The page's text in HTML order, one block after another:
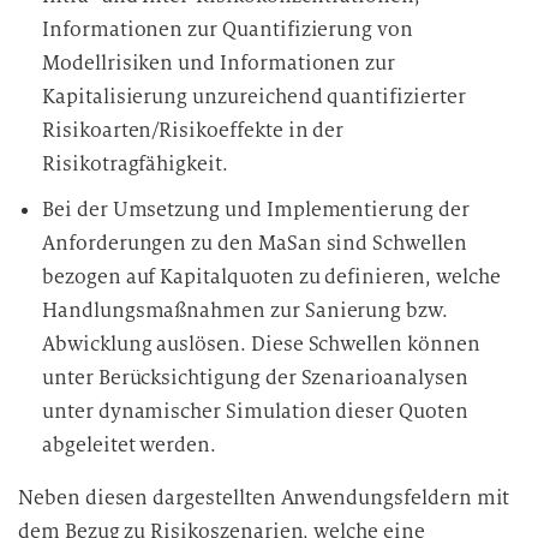
Informationen zur Quantifizierung von
Modellrisiken und Informationen zur
Kapitalisierung unzureichend quantifizierter
Risikoarten/Risikoeffekte in der
Risikotragfähigkeit.
Bei der Umsetzung und Implementierung der
Anforderungen zu den MaSan sind Schwellen
bezogen auf Kapitalquoten zu definieren, welche
Handlungsmaßnahmen zur Sanierung bzw.
Abwicklung auslösen. Diese Schwellen können
unter Berücksichtigung der Szenarioanalysen
unter dynamischer Simulation dieser Quoten
abgeleitet werden.
Neben diesen dargestellten Anwendungsfeldern mit
dem Bezug zu Risikoszenarien, welche eine